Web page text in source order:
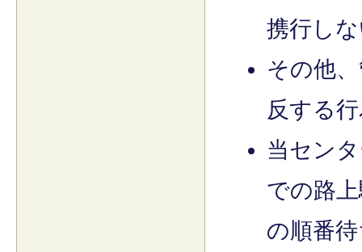
携行し
その他
反する
当セン
での路
の順番